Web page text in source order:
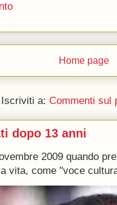
Home page
Iscriviti a: Commenti sul
dopo 13 anni
2009 quando
vita, come "voce